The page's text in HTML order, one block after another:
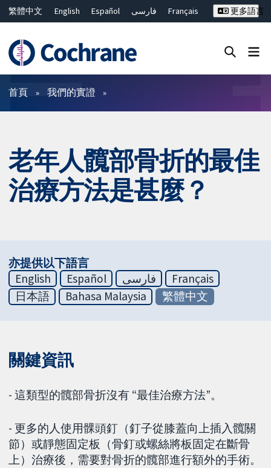
繁體中文 English Español فارسی
Français
ไทย
简体中文
更多語言
篩選條件
首頁 我們的實證
老年人髖部骨折的最佳
治療方法是甚麼？
亦提供以下語言
English
Español فارسی
Français
日本語
Bahasa Malaysia 繁體中文
關鍵資訊
- 這類型的髖部骨折沒有 “最佳治療方法”。
- 更多的人使用髁頭釘（釘子從膝蓋向上插入髖關
節）或靜態固定板（骨釘或螺絲將板固定在斷骨
上）治療後，需要對骨折的髖部進行額外的手術。